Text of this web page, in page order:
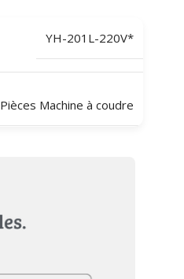
YH-201L-220V*
Pièces Machine à coudre